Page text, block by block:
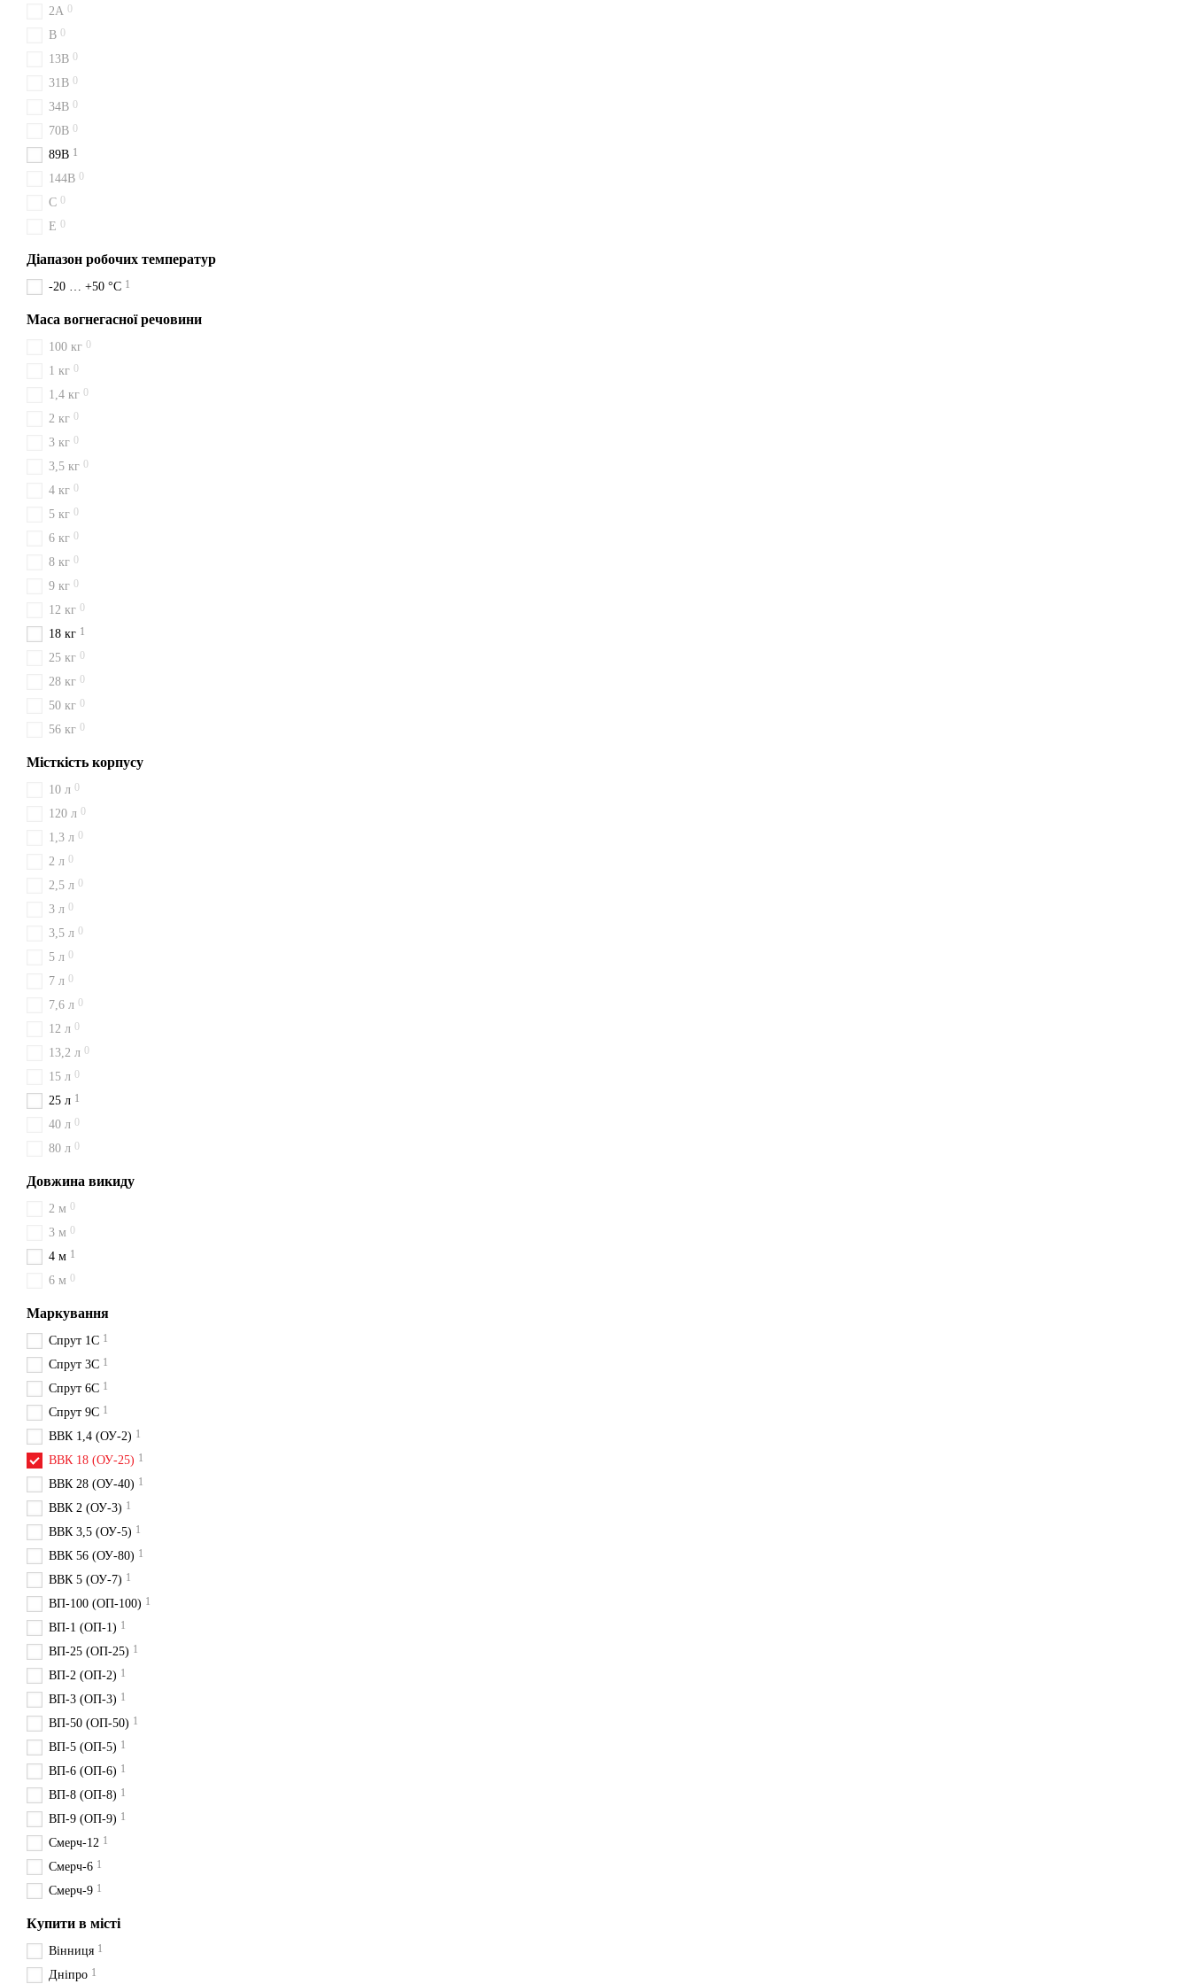
2A 0
B 0
13B 0
31B 0
34B 0
70B 0
89B 1
144B 0
C 0
E 0
Діапазон робочих температур
-20 … +50 °C 1
Маса вогнегасної речовини
100 кг 0
1 кг 0
1,4 кг 0
2 кг 0
3 кг 0
3,5 кг 0
4 кг 0
5 кг 0
6 кг 0
8 кг 0
9 кг 0
12 кг 0
18 кг 1
25 кг 0
28 кг 0
50 кг 0
56 кг 0
Місткість корпусу
10 л 0
120 л 0
1,3 л 0
2 л 0
2,5 л 0
3 л 0
3,5 л 0
5 л 0
7 л 0
7,6 л 0
12 л 0
13,2 л 0
15 л 0
25 л 1
40 л 0
80 л 0
Довжина викиду
2 м 0
3 м 0
4 м 1
6 м 0
Маркування
Спрут 1С 1
Спрут 3С 1
Спрут 6С 1
Спрут 9С 1
ВВК 1,4 (ОУ-2) 1
ВВК 18 (ОУ-25) 1
ВВК 28 (ОУ-40) 1
ВВК 2 (ОУ-3) 1
ВВК 3,5 (ОУ-5) 1
ВВК 56 (ОУ-80) 1
ВВК 5 (ОУ-7) 1
ВП-100 (ОП-100) 1
ВП-1 (ОП-1) 1
ВП-25 (ОП-25) 1
ВП-2 (ОП-2) 1
ВП-3 (ОП-3) 1
ВП-50 (ОП-50) 1
ВП-5 (ОП-5) 1
ВП-6 (ОП-6) 1
ВП-8 (ОП-8) 1
ВП-9 (ОП-9) 1
Смерч-12 1
Смерч-6 1
Смерч-9 1
Купити в місті
Вінниця 1
Дніпро 1